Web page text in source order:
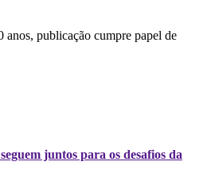
anos, publicação cumpre papel de
juntos para os desafios da